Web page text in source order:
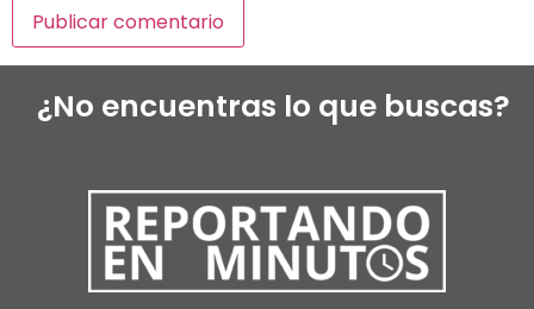
¿No encuentras lo que buscas?